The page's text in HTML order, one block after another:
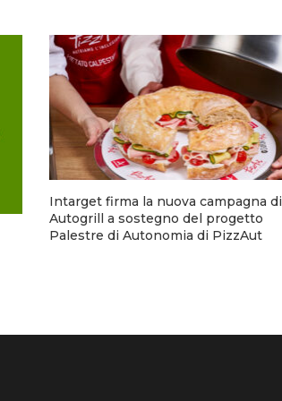
Intarget firma la nuova campagna di
Autogrill a sostegno del progetto
Palestre di Autonomia di PizzAut